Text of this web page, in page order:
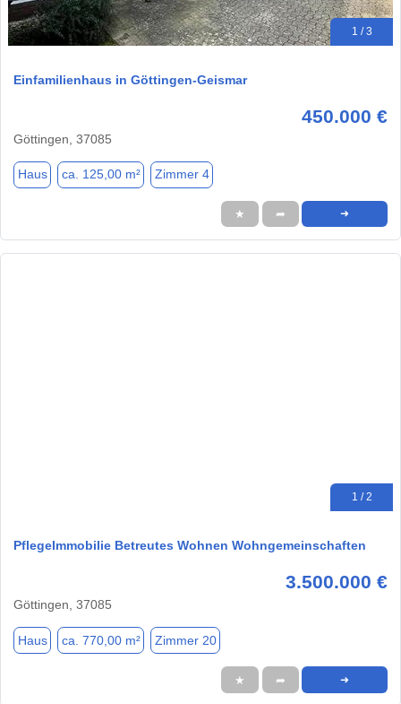
1 / 3
Einfamilienhaus in Göttingen-Geismar
450.000 €
Göttingen, 37085
Haus ca. 125,00 m² Zimmer 4
★ ➦ ➜
1 / 2
PflegeImmobilie Betreutes Wohnen Wohngemeinschaften
3.500.000 €
Göttingen, 37085
Haus ca. 770,00 m² Zimmer 20
★ ➦ ➜